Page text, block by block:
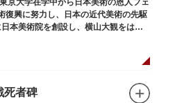
復興に努力し、日本の近代美術の先駆
本美術院を創設し、横山大観をはじ
死者碑